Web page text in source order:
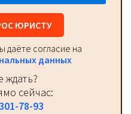
ЮРИСТУ
даёте согласие на
данных
ждать?
сейчас:
78-93